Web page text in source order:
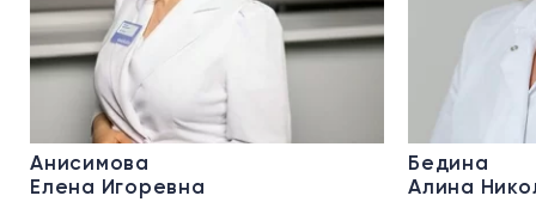
Анисимова
Елена Игоревна
Бедина
Алина